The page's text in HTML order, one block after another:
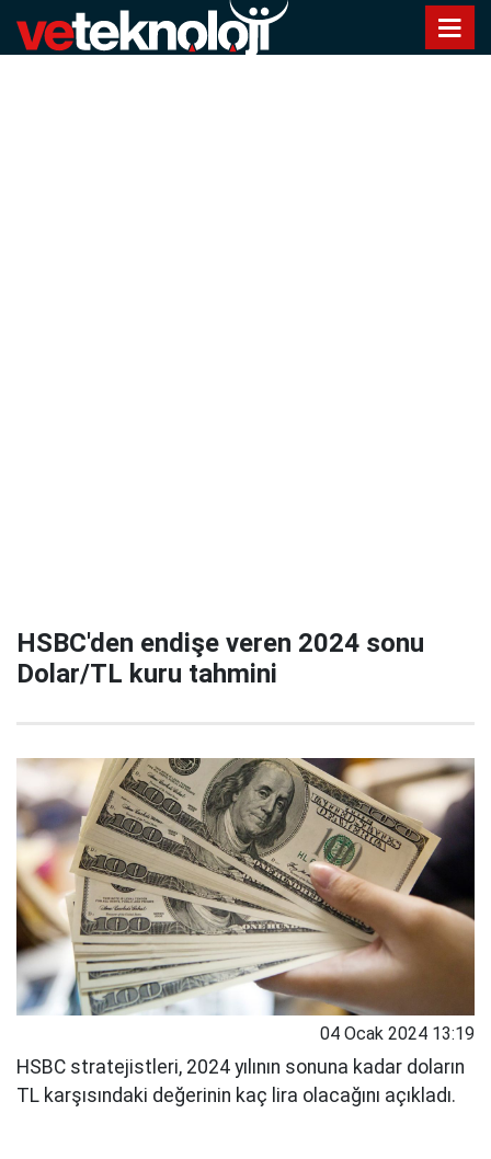
HSBC'den endişe veren 2024 sonu
Dolar/TL kuru tahmini
04 Ocak 2024 13:19
HSBC stratejistleri, 2024 yılının sonuna kadar doların
TL karşısındaki değerinin kaç lira olacağını açıkladı.